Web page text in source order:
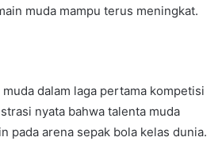
muda mampu terus meningkat.
dalam laga pertama kompetisi
nyata bahwa talenta muda
pada arena sepak bola kelas dunia.